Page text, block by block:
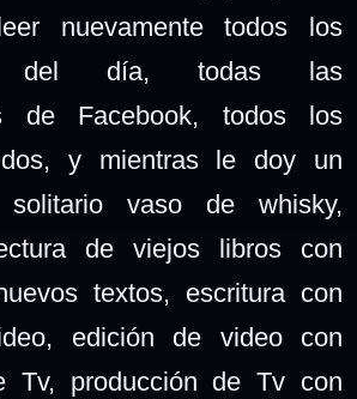
nuevamente todos los
del día, todas las
de Facebook, todos los
y mientras le doy un
vaso de whisky,
de viejos libros con
textos, escritura con
edición de video con
Tv, producción de Tv con